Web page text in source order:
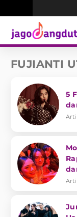
FUJIANTI
5